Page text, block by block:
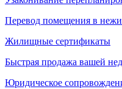
Перевод помещения в
Жилищные сертификаты
Быстрая продажа вашей
Юридическое